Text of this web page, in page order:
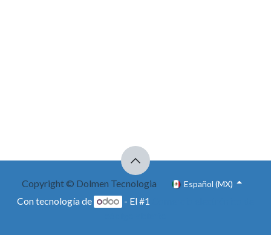
Copyright © Dolmen Tecnologia Español (MX)
Con tecnología de - El #1